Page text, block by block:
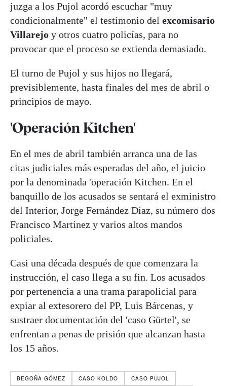
juzga a los Pujol acordó escuchar "muy
condicionalmente" el testimonio del excomisario
Villarejo y otros cuatro policías, para no
provocar que el proceso se extienda demasiado.
El turno de Pujol y sus hijos no llegará,
previsiblemente, hasta finales del mes de abril o
principios de mayo.
'Operación Kitchen'
En el mes de abril también arranca una de las
citas judiciales más esperadas del año, el juicio
por la denominada 'operación Kitchen. En el
banquillo de los acusados se sentará el exministro
del Interior, Jorge Fernández Díaz, su número dos
Francisco Martínez y varios altos mandos
policiales.
Casi una década después de que comenzara la
instrucción, el caso llega a su fin. Los acusados
por pertenencia a una trama parapolicial para
expiar al extesorero del PP, Luis Bárcenas, y
sustraer documentación del 'caso Gürtel', se
enfrentan a penas de prisión que alcanzan hasta
los 15 años.
BEGOÑA GÓMEZ CASO KOLDO
CASO PUJOL